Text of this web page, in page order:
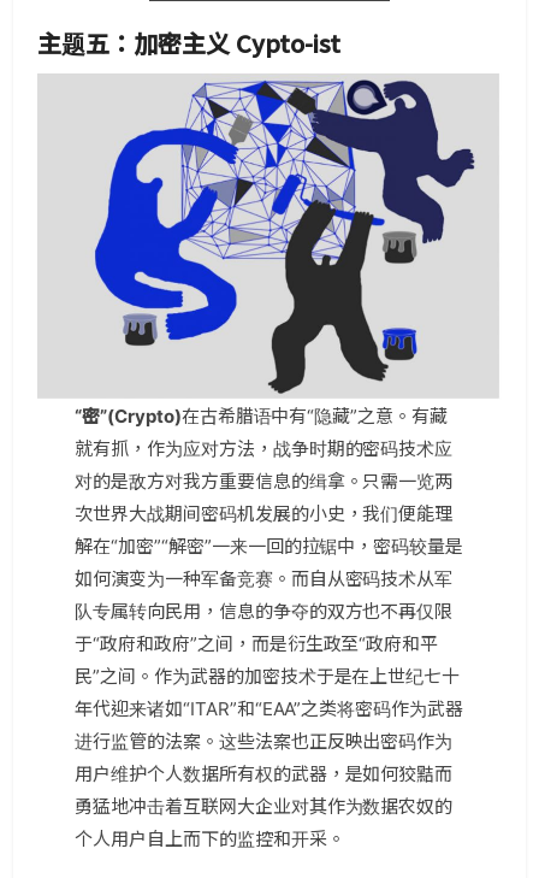
主题五：加密主义 Cypto-ist
“密”(Crypto)在古希腊语中有“隐藏”之意。有藏
就有抓，作为应对方法，战争时期的密码技术应
对的是敌方对我方重要信息的缉拿。只需一览两
次世界大战期间密码机发展的小史，我们便能理
解在“加密”“解密”一来一回的拉锯中，密码较量是
如何演变为一种军备竞赛。而自从密码技术从军
队专属转向民用，信息的争夺的双方也不再仅限
于“政府和政府”之间，而是衍生政至“政府和平
民”之间。作为武器的加密技术于是在上世纪七十
年代迎来诸如“ITAR”和“EAA”之类将密码作为武器
进行监管的法案。这些法案也正反映出密码作为
用户维护个人数据所有权的武器，是如何狡黠而
勇猛地冲击着互联网大企业对其作为数据农奴的
个人用户自上而下的监控和开采。